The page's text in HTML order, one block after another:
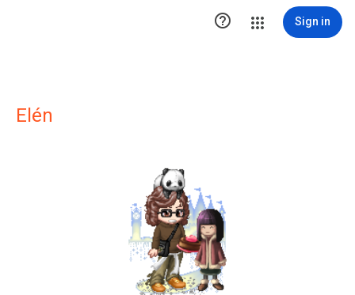
 Sign in
Elén